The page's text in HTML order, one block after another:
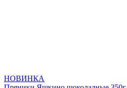
НОВИНКА